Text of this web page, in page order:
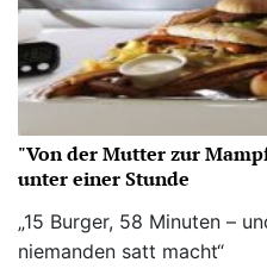
"Von der Mutter zur
unter einer Stunde
„15 Burger, 58 Minuten –
niemanden satt macht“